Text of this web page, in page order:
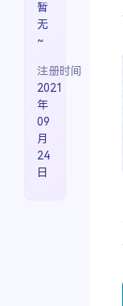
暂
无
~
注册时间
2021
年
09
月
24
日